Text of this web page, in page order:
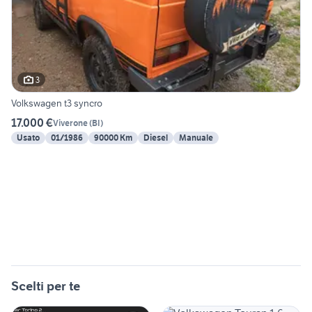
3
Volkswagen t3 syncro
17.000 €Viverone(BI)
Usato
01/1986 90000 Km Diesel Manuale
Scelti per te